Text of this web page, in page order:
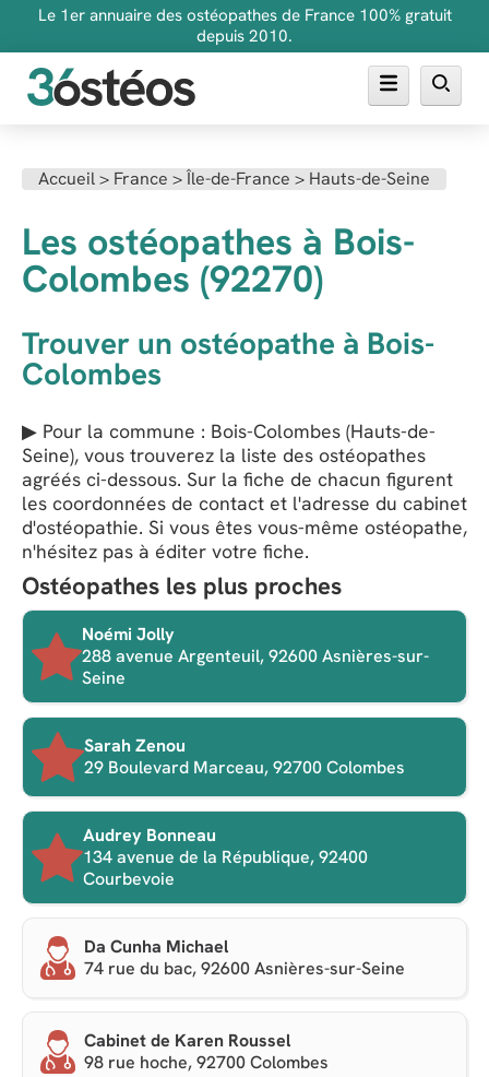
Le 1er annuaire des ostéopathes de France 100% gratuit
depuis 2010.
Inscrire son cabinet
Accueil> France >Île-de-France > Hauts-de-Seine
Les ostéopathes à Bois-
Colombes (92270)
Trouver un ostéopathe à Bois-
Colombes
▶ Pour la commune : Bois-Colombes (Hauts-de-
Seine), vous trouverez la liste des ostéopathes
agréés ci-dessous. Sur la fiche de chacun figurent
les coordonnées de contact et l'adresse du cabinet
d'ostéopathie. Si vous êtes vous-même ostéopathe,
n'hésitez pas à éditer votre fiche.
Ostéopathes les plus proches
Noémi Jolly
288 avenue Argenteuil, 92600 Asnières-sur-
Seine
Sarah Zenou
29 Boulevard Marceau, 92700 Colombes
Audrey Bonneau
134 avenue de la République, 92400
Courbevoie
Da Cunha Michael
74 rue du bac, 92600 Asnières-sur-Seine
Cabinet de Karen Roussel
98 rue hoche, 92700 Colombes